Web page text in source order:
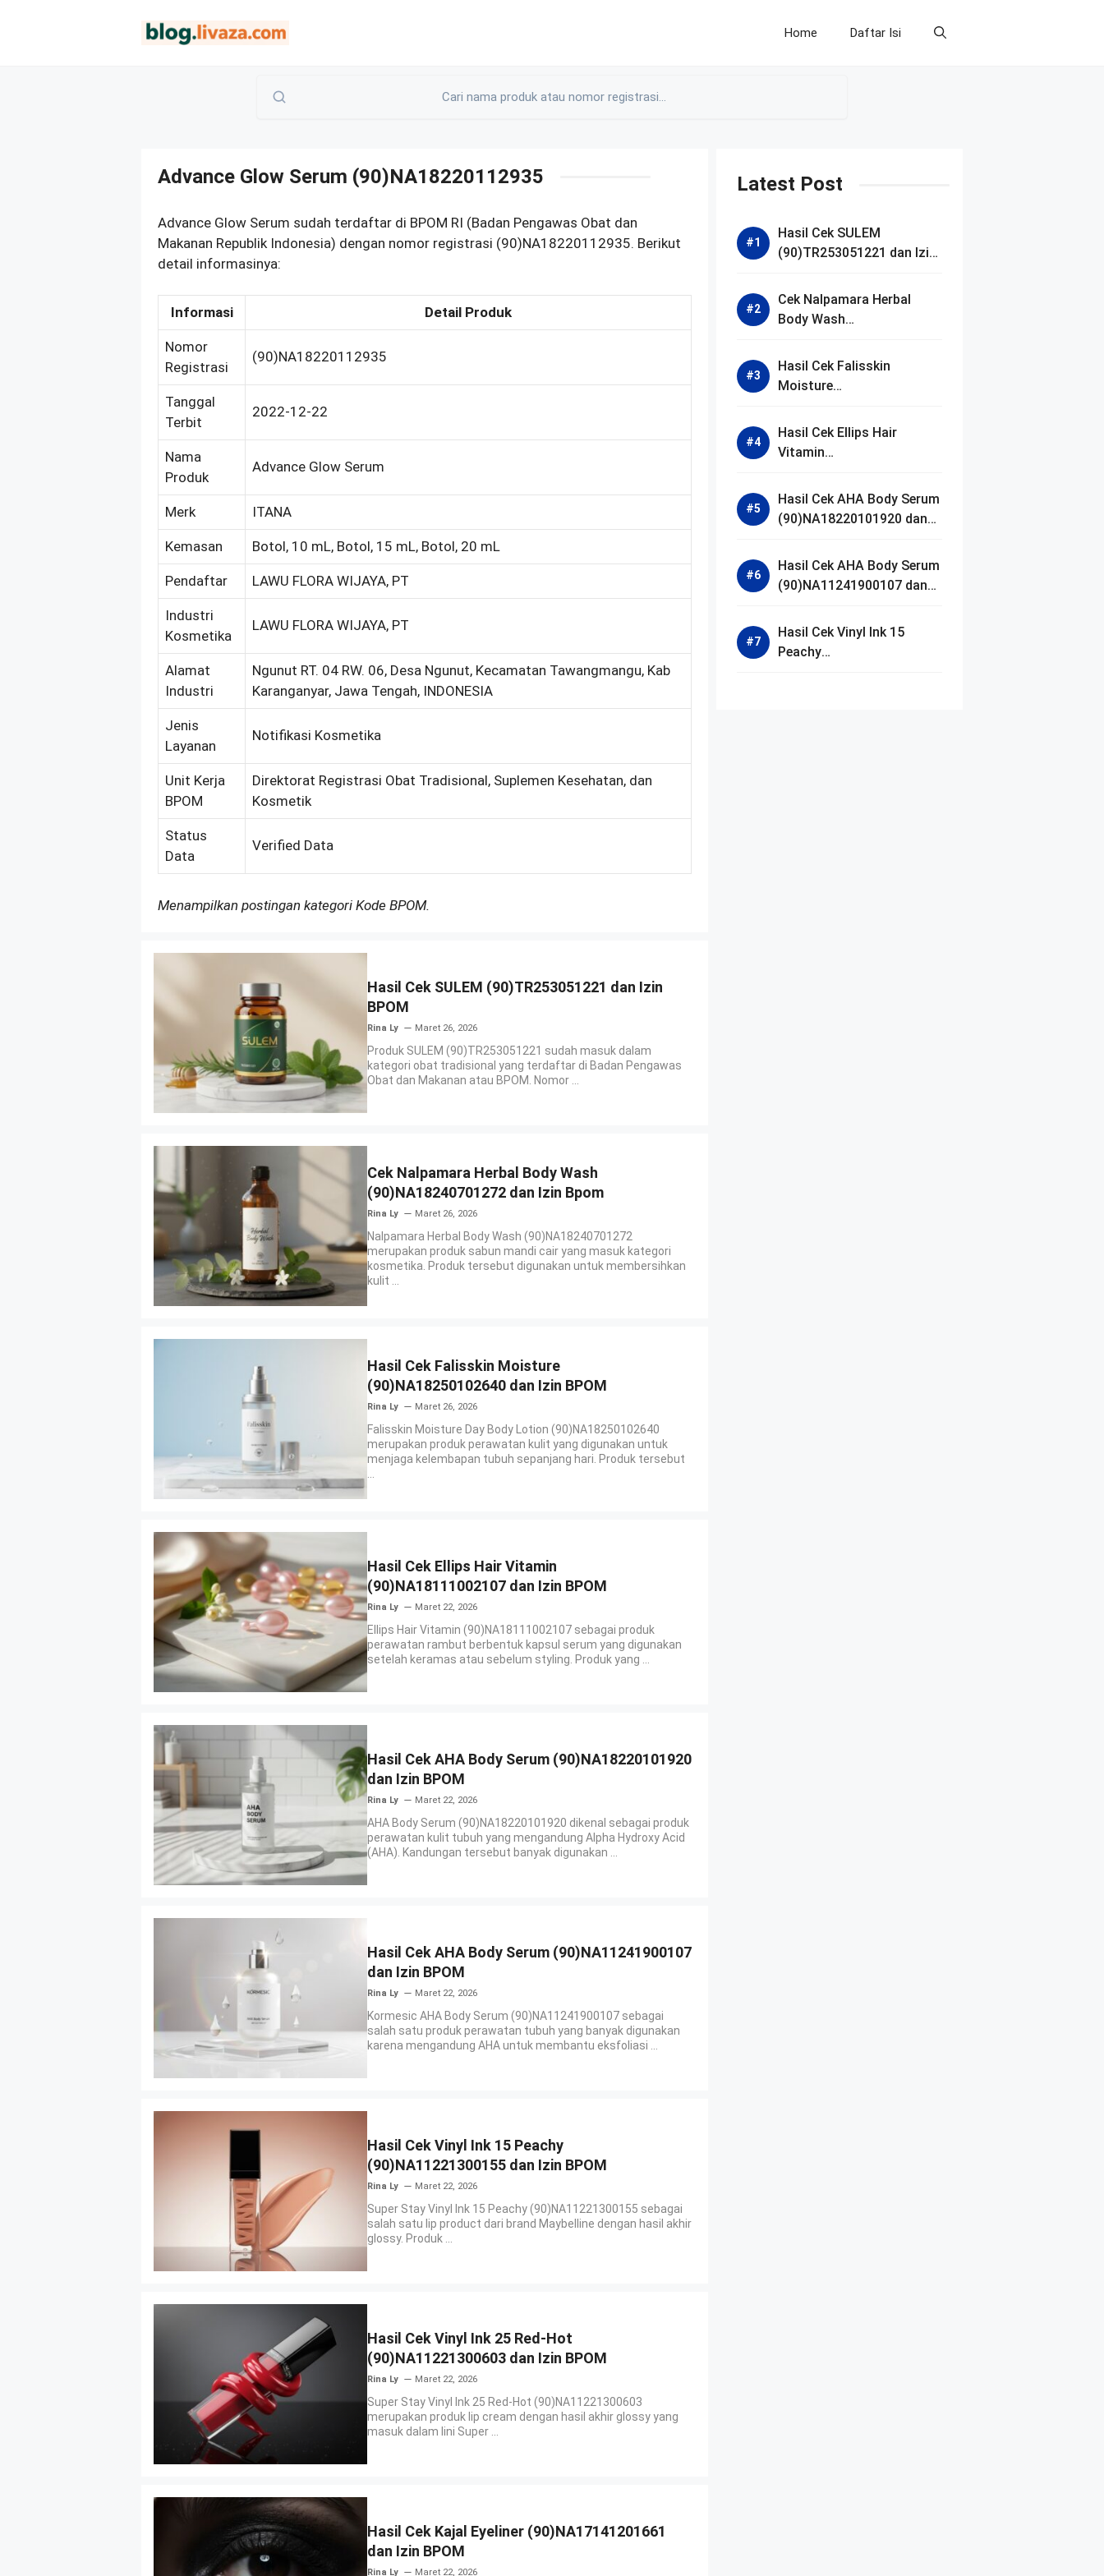
Home Daftar Isi
Advance Glow Serum (90)NA18220112935
Advance Glow Serum sudah terdaftar di BPOM RI (Badan Pengawas Obat dan
Makanan Republik Indonesia) dengan nomor registrasi (90)NA18220112935. Berikut
detail informasinya:
Informasi Detail Produk
Nomor
Registrasi
(90)NA18220112935
Tanggal
Terbit
2022-12-22
Nama
Produk
Advance Glow Serum
Merk ITANA
Kemasan Botol, 10 mL, Botol, 15 mL, Botol, 20 mL
Pendaftar LAWU FLORA WIJAYA, PT
Industri
Kosmetika
LAWU FLORA WIJAYA, PT
Alamat
Industri
Ngunut RT. 04 RW. 06, Desa Ngunut, Kecamatan Tawangmangu, Kab
Karanganyar, Jawa Tengah, INDONESIA
Jenis
Layanan
Notifikasi Kosmetika
Unit Kerja
BPOM
Direktorat Registrasi Obat Tradisional, Suplemen Kesehatan, dan
Kosmetik
Status
Data
Verified Data
Menampilkan postingan kategori Kode BPOM.
Hasil Cek SULEM (90)TR253051221 dan Izin
BPOM
Rina Ly Maret 26, 2026
Produk SULEM (90)TR253051221 sudah masuk dalam
kategori obat tradisional yang terdaftar di Badan Pengawas
Obat dan Makanan atau BPOM. Nomor ...
Cek Nalpamara Herbal Body Wash
(90)NA18240701272 dan Izin Bpom
Rina Ly Maret 26, 2026
Nalpamara Herbal Body Wash (90)NA18240701272
merupakan produk sabun mandi cair yang masuk kategori
kosmetika. Produk tersebut digunakan untuk membersihkan
kulit ...
Hasil Cek Falisskin Moisture
(90)NA18250102640 dan Izin BPOM
Rina Ly Maret 26, 2026
Falisskin Moisture Day Body Lotion (90)NA18250102640
merupakan produk perawatan kulit yang digunakan untuk
menjaga kelembapan tubuh sepanjang hari. Produk tersebut
Hasil Cek Ellips Hair Vitamin
(90)NA18111002107 dan Izin BPOM
Rina Ly Maret 22, 2026
Ellips Hair Vitamin (90)NA18111002107 sebagai produk
perawatan rambut berbentuk kapsul serum yang digunakan
setelah keramas atau sebelum styling. Produk yang ...
Hasil Cek AHA Body Serum (90)NA18220101920
dan Izin BPOM
Rina Ly Maret 22, 2026
AHA Body Serum (90)NA18220101920 dikenal sebagai produk
perawatan kulit tubuh yang mengandung Alpha Hydroxy Acid
(AHA). Kandungan tersebut banyak digunakan ...
Hasil Cek AHA Body Serum (90)NA11241900107
dan Izin BPOM
Rina Ly Maret 22, 2026
Kormesic AHA Body Serum (90)NA11241900107 sebagai
salah satu produk perawatan tubuh yang banyak digunakan
karena mengandung AHA untuk membantu eksfoliasi ...
Hasil Cek Vinyl Ink 15 Peachy
(90)NA11221300155 dan Izin BPOM
Rina Ly Maret 22, 2026
Super Stay Vinyl Ink 15 Peachy (90)NA11221300155 sebagai
salah satu lip product dari brand Maybelline dengan hasil akhir
glossy. Produk ...
Hasil Cek Vinyl Ink 25 Red-Hot
(90)NA11221300603 dan Izin BPOM
Rina Ly Maret 22, 2026
Super Stay Vinyl Ink 25 Red-Hot (90)NA11221300603
merupakan produk lip cream dengan hasil akhir glossy yang
masuk dalam lini Super ...
Hasil Cek Kajal Eyeliner (90)NA17141201661
dan Izin BPOM
Rina Ly Maret 22, 2026
Latest Post
Hasil Cek SULEM
(90)TR253051221 dan Izin
Cek Nalpamara Herbal
Body Wash
Izin Bpom
Hasil Cek Falisskin
Moisture
Izin BPOM
Hasil Cek Ellips Hair
Vitamin
Izin BPOM
Hasil Cek AHA Body Serum
(90)NA18220101920 dan
Hasil Cek AHA Body Serum
(90)NA11241900107 dan
Hasil Cek Vinyl Ink 15
Peachy